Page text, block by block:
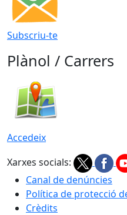
Subscriu-te
Plànol / Carrers
Accedeix
Xarxes socials:
Canal de denúncies
Política de protecció
Crèdits